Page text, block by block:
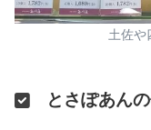
土佐や
とさぽあん